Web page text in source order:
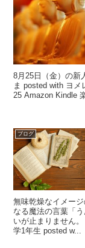
8月25日（金）の新
ま posted with ヨメ
25 Amazon Kindle
ブログ
無味乾燥なイメー
なる魔法の言葉「
いが止まりません
学1年生 posted w...